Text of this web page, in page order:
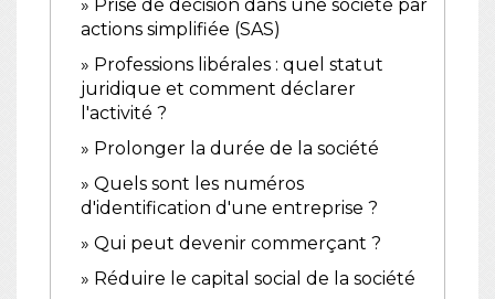
Prise de décision dans une société par
actions simplifiée (SAS)
Professions libérales : quel statut
juridique et comment déclarer
l'activité ?
Prolonger la durée de la société
Quels sont les numéros
d'identification d'une entreprise ?
Qui peut devenir commerçant ?
Réduire le capital social de la société